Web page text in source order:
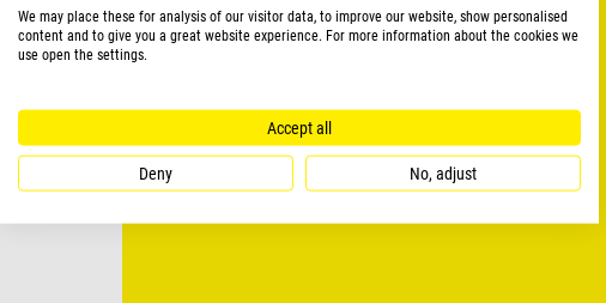
We may place these for analysis of our visitor data, to improve our website, show personalised
content and to give you a great website experience. For more information about the cookies we
use open the settings.
Accept all
Deny No, adjust